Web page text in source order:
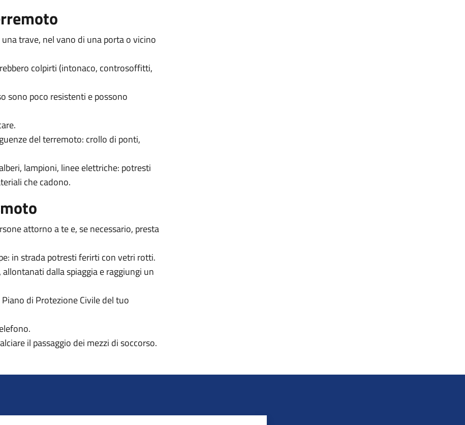
trave, nel vano di una porta o vicino
colpirti (intonaco, controsoffitti,
sono poco resistenti e possono
del terremoto: crollo di ponti,
lampioni, linee elettriche: potresti
che cadono.
attorno a te e, se necessario, presta
in strada potresti ferirti con vetri rotti.
dalla spiaggia e raggiungi un
di Protezione Civile del tuo
il passaggio dei mezzi di soccorso.